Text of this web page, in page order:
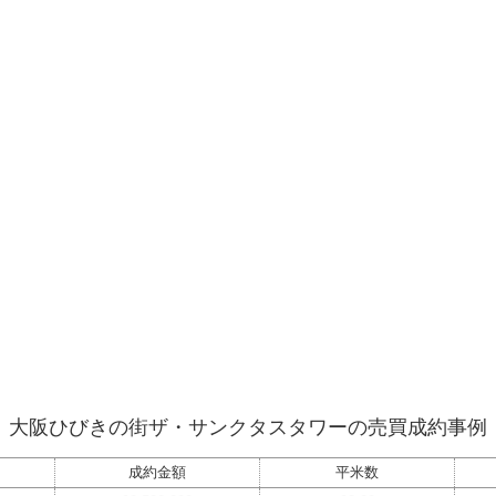
大阪ひびきの街ザ・サンクタスタワーの売買成約事例
成約金額
平米数